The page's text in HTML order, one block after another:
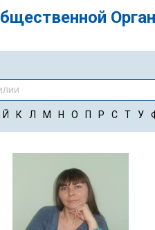
Й К Л М Н О П Р С Т У